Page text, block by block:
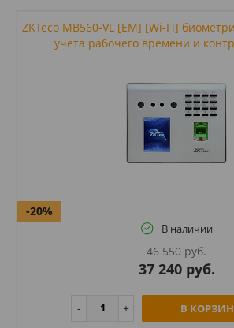
ZKTeco MB560-VL [EM] [Wi-Fi]
учета рабочего времени и
-20%
В наличии
46 550 руб.
37 240 руб.
В